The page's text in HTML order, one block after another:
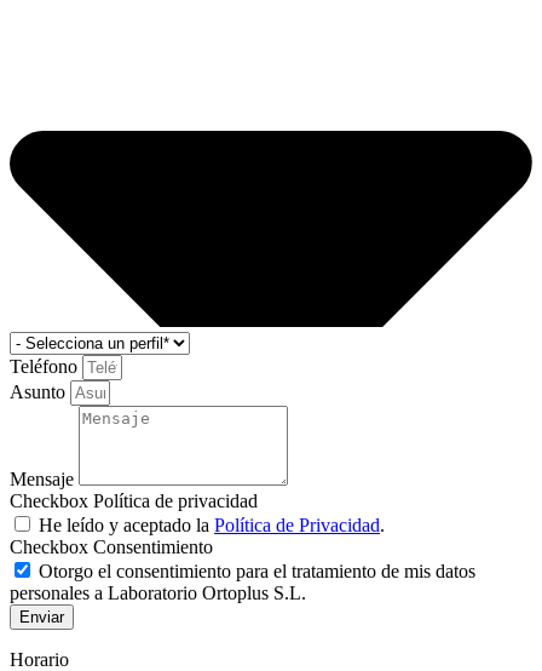
Teléfono
Asunto
Mensaje
Checkbox Política de privacidad
He leído y aceptado la Política de Privacidad.
Checkbox Consentimiento
Otorgo el consentimiento para el tratamiento de mis datos
personales a Laboratorio Ortoplus S.L.
Enviar
Horario